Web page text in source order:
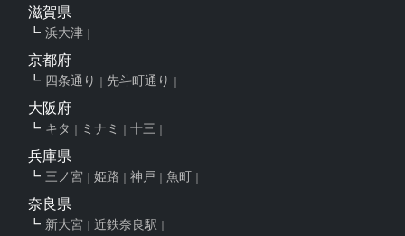
滋賀県
浜大津
京都府
四条通り 先斗町通り
大阪府
キタ ミナミ 十三
兵庫県
三ノ宮 姫路 神戸 魚町
奈良県
新大宮 近鉄奈良駅